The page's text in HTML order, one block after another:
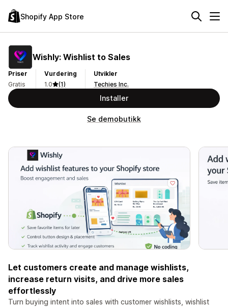
Shopify App Store
Wishly: Wishlist to Sales
Priser
Gratis
Vurdering
1.0
(1)
Utvikler
Techies Inc.
Installer
Se demobutikk
Let customers create and manage wishlists,
increase return visits, and drive more sales
effortlessly
Turn buying intent into sales with customer wishlists, wishlist